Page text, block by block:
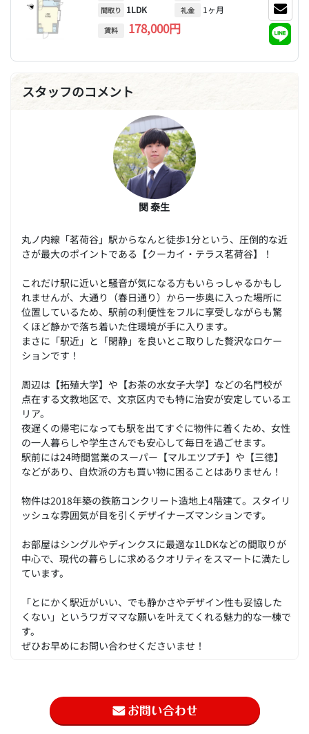
間取り 1LDK
賃料 178,000円
礼金 1ヶ月
スタッフのコメント
関 泰生
丸ノ内線「茗荷谷」駅からなんと徒歩1分という、圧倒的な近
さが最大のポイントである【クーカイ・テラス茗荷谷】！
これだけ駅に近いと騒音が気になる方もいらっしゃるかもし
れませんが、大通り（春日通り）から一歩奥に入った場所に
位置しているため、駅前の利便性をフルに享受しながらも驚
くほど静かで落ち着いた住環境が手に入ります。
まさに「駅近」と「閑静」を良いとこ取りした贅沢なロケー
ションです！
周辺は【拓殖大学】や【お茶の水女子大学】などの名門校が
点在する文教地区で、文京区内でも特に治安が安定しているエ
リア。
夜遅くの帰宅になっても駅を出てすぐに物件に着くため、女性
の一人暮らしや学生さんでも安心して毎日を過ごせます。
駅前には24時間営業のスーパー【マルエツプチ】や【三徳】
などがあり、自炊派の方も買い物に困ることはありません！
物件は2018年築の鉄筋コンクリート造地上4階建て。スタイリ
ッシュな雰囲気が目を引くデザイナーズマンションです。
お部屋はシングルやディンクスに最適な1LDKなどの間取りが
中心で、現代の暮らしに求めるクオリティをスマートに満たし
ています。
「とにかく駅近がいい、でも静かさやデザイン性も妥協した
くない」というワガママな願いを叶えてくれる魅力的な一棟で
す。
ぜひお早めにお問い合わせくださいませ！